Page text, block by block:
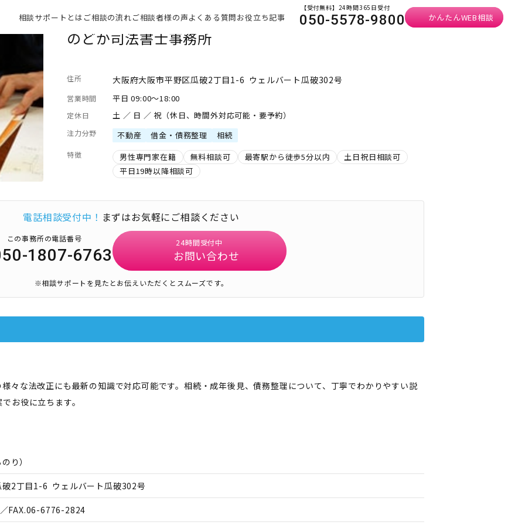
相談サポートとは ご相談の流れご相談者様の声よくある質問お役立ち記事
【受付無料】24時間365日受付
050-5578-9800 かんたんWEB相談
のどか司法書士事務所
住所 大阪府大阪市平野区瓜破2丁目1-6 ウェルバート瓜破302号
営業時間 平日 09:00～18:00
定休日 土 ／ 日 ／ 祝（休日、時間外対応可能・要予約）
注力分野 不動産 借金・債務整理 相続
特徴 男性専門家在籍 無料相談可 最寄駅から徒歩5分以内
土日祝日相談可
平日19時以降相談可
電話相談受付中！ まずはお気軽にご相談ください
この事務所の電話番号
1807-6763
24時間受付中
お問い合わせ
※相談サポートを見たとお伝えいただくとスムーズです。
々な法改正にも最新の知識で対応可能です。相続・成年後見、債務整理について、丁寧でわかりやすい説
お役に立ちます。
のり）
2丁目1-6 ウェルバート瓜破302号
／FAX.06-6776-2824